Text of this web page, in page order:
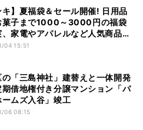
キ】夏福袋＆セール開催! 日用品
菓子まで1000～3000円の福袋
家電やアパレルなど人気商品も
04 15:51
の「三島神社」建替えと一体開発
期借地権付き分譲マンション「パ
ームズ入谷」竣工
06 08:15